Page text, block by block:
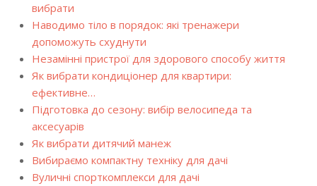
вибрати
Наводимо тіло в порядок: які тренажери
допоможуть схуднути
Незамінні пристрої для здорового способу життя
Як вибрати кондиціонер для квартири:
ефективне…
Підготовка до сезону: вибір велосипеда та
аксесуарів
Як вибрати дитячий манеж
Вибираємо компактну техніку для дачі
Вуличні спорткомплекси для дачі